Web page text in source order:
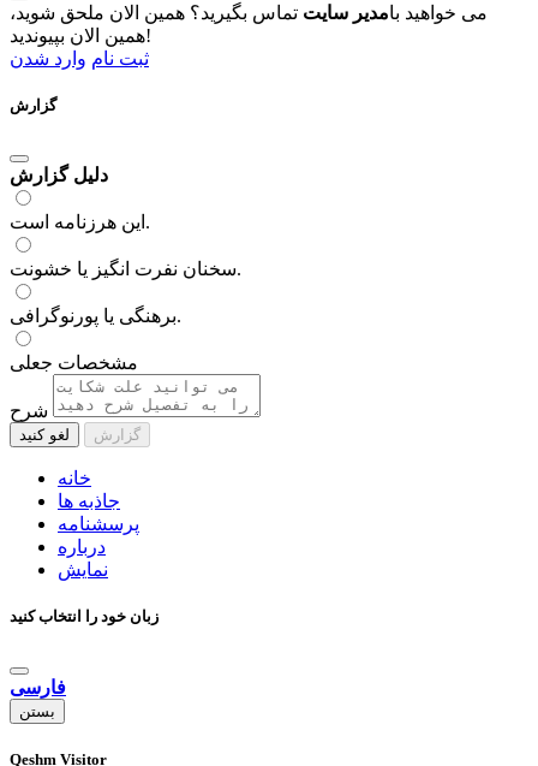
می خواهید بامدیر سایت تماس بگیرید؟ همین الان ملحق شوید،
همین الان بپیوندید!
ثبت نام وارد شدن
گزارش
دلیل گزارش
این هرزنامه است.
سخنان نفرت انگیز یا خشونت.
برهنگی یا پورنوگرافی.
مشخصات جعلی
شرح
لغو کنید گزارش
خانه
جاذبه ها
پرسشنامه
درباره
نمایش
زبان خود را انتخاب کنید
فارسی
بستن
Qeshm Visitor